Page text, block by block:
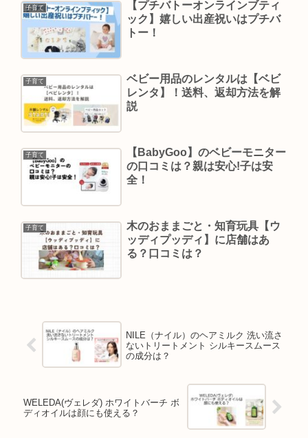
子育て
【プチバトーオンラインブティ
ック】嬉しい出産祝いはプチバ
トー！
子育て
ベビー用品のレンタルは【ベビ
レンタ】！送料、返却方法を解
説
子育て
【BabyGoo】のベビーモニター
の口コミは？親は安心!子は安
全！
子育て
木のおままごと・知育玩具【ウ
ッディプッディ】に店舗はあ
る？口コミは？
NILE（ナイル）のヘアミルク 洗い流さ
ないトリートメント シルキースムース
の成分は？
WELEDA(ヴェレダ) ホワイトバーチ ボ
ディオイルは顔にも使える？